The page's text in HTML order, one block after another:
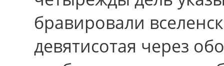
бравировали
девятисотая через